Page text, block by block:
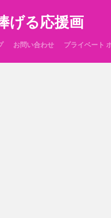
げる応援画
お問い合わせ プライベート